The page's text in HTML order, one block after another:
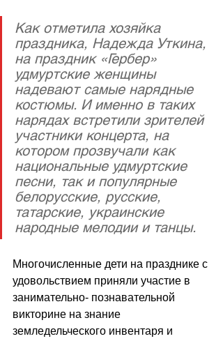
Как отметила хозяйка
праздника, Надежда Уткина,
на праздник «Гербер»
удмуртские женщины
надевают самые нарядные
костюмы. И именно в таких
нарядах встретили зрителей
участники концерта, на
котором прозвучали как
национальные удмуртские
песни, так и популярные
белорусские, русские,
татарские, украинские
народные мелодии и танцы.
Многочисленные дети на празднике с
удовольствием приняли участие в
занимательно- познавательной
викторине на знание
земледельческого инвентаря и